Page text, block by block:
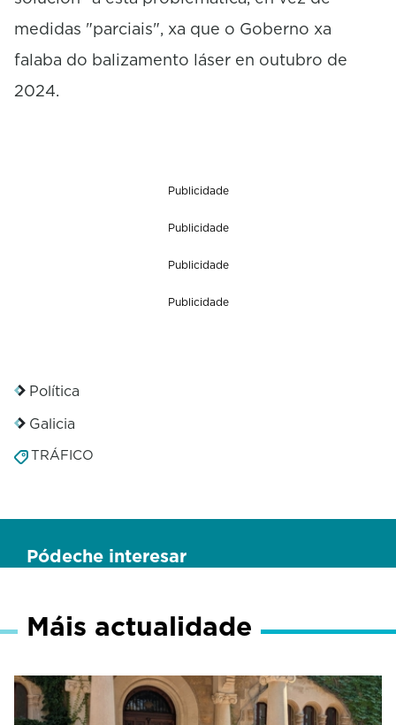
medidas "parciais", xa que o Goberno xa
falaba do balizamento láser en outubro de
2024.
Publicidade
Publicidade
Publicidade
Publicidade
Política
Galicia
TRÁFICO
Pódeche interesar
Máis actualidade